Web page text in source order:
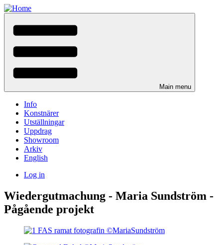
Skip
to
main
content
Main menu
Info
Konstnärer
Utställningar
Uppdrag
Showroom
Arkiv
English
menu
Log in
Wiedergutmachung - Maria Sundström -
Pågående projekt